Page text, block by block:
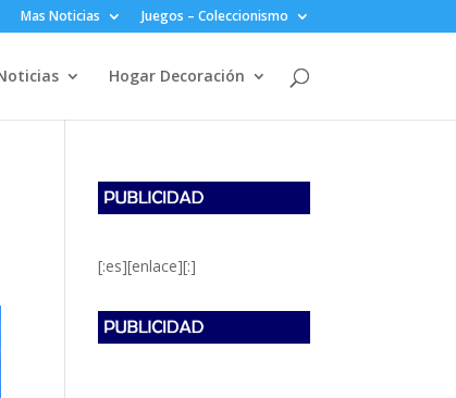
Mas Noticias Juegos – Coleccionismo
Hogar Decoración
[:es][enlace][:]